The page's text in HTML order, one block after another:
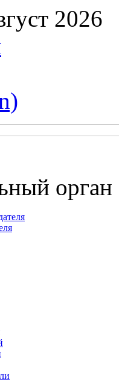
2026
орган